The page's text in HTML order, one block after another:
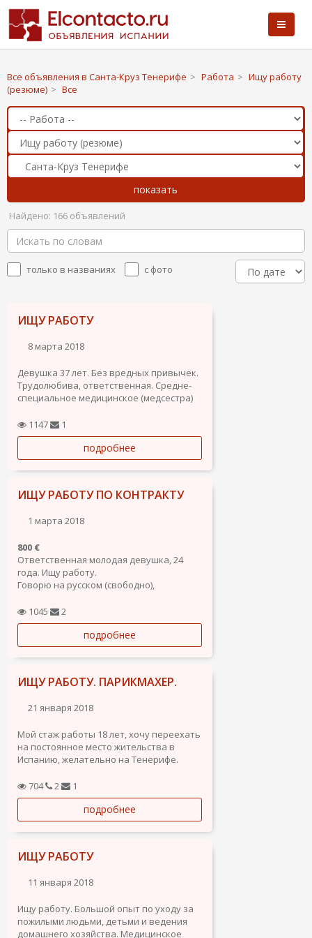
Все объявления в Санта-Круз Тенерифе > Работа > Ищу работу
(резюме) > Все
Найдено: 166 объявлений
только в названиях с фото
ИЩУ РАБОТУ
8 марта 2018
Девушка 37 лет. Без вредных привычек.
Трудолюбива, ответственная. Средне-
специальное медицинское (медсестра)
дипломы стилист по прическам,
визажист, мастер по маникюру,
педикюру и наращиванию ногтей.
Водительское удостоверение...
1147 1
подробнее
ИЩУ РАБОТУ ПО КОНТРАКТУ
1 марта 2018
800 €
Ответственная молодая девушка, 24
года. Ищу работу.
Говорю на русском (свободно),
(свободно), английском (средний
уровень).
Чистоплотная, аккуратная, хорошо
готовлю, легко могу вести хозяйство,
ухаживать за детьми, больными.
1045 2
подробнее
ИЩУ РАБОТУ. ПАРИКМАХЕР.
21 января 2018
Мой стаж работы 18 лет, хочу переехать
на постоянное место жительства в
Испанию, желательно на Тенерифе.
704
2 1
подробнее
ИЩУ РАБОТУ
11 января 2018
Ищу работу. Большой опыт по уходу за
пожилыми людьми, детьми и ведения
домашнего хозяйства. Медицинское